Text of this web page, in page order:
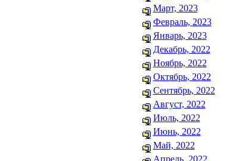
Март, 2023
Февраль, 2023
Январь, 2023
Декабрь, 2022
Ноябрь, 2022
Октябрь, 2022
Сентябрь, 2022
Август, 2022
Июль, 2022
Июнь, 2022
Май, 2022
Апрель, 2022